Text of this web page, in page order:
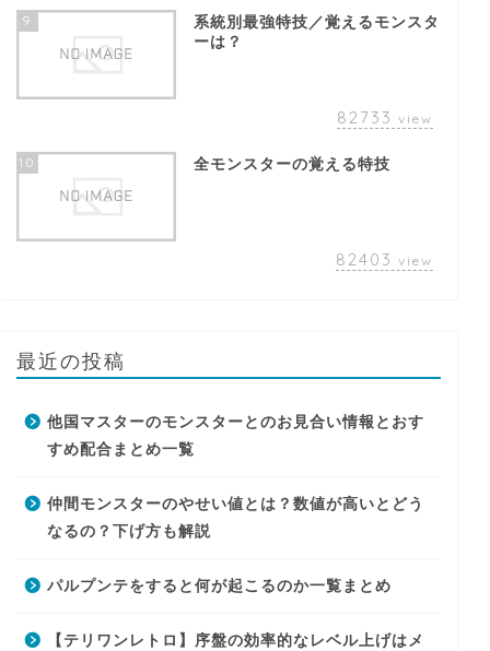
9
系統別最強特技／覚えるモンスタ
ーは？
82733 view
10 全モンスターの覚える特技
82403 view
最近の投稿
他国マスターのモンスターとのお見合い情報とおす
すめ配合まとめ一覧
仲間モンスターのやせい値とは？数値が高いとどう
なるの？下げ方も解説
パルプンテをすると何が起こるのか一覧まとめ
【テリワンレトロ】序盤の効率的なレベル上げはメ